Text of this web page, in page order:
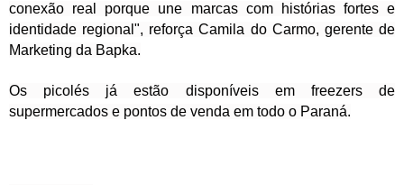
conexão real porque une marcas com histórias fortes e
identidade regional", reforça Camila do Carmo, gerente de
Marketing da Bapka.
Os picolés já estão disponíveis em freezers de
supermercados e pontos de venda em todo o Paraná.